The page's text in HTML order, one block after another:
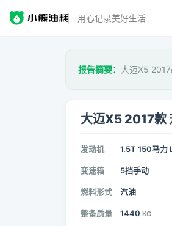
用心记录美好生活
报告摘要： 大迈X5
大迈X5 2017款
发动机 1.5T 150马力
变速箱 5挡手动
燃料形式 汽油
整备质量 1440 KG